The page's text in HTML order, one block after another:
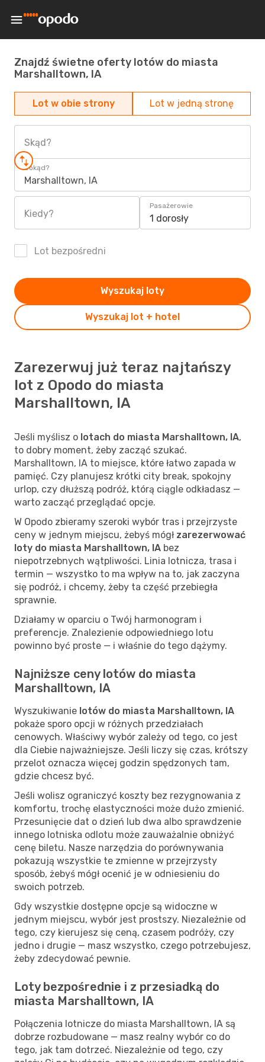
Znajdź świetne oferty lotów do miasta
Marshalltown, IA
Lot w obie strony Lot w jedną stronę
Skąd?
Dokąd?
Marshalltown, IA
Kiedy?
Pasażerowie
1 dorosły
Lot bezpośredni
Wyszukaj lot + hotel
Wyszukaj loty
Zarezerwuj już teraz najtańszy
lot z Opodo do miasta
Marshalltown, IA
Jeśli myślisz o lotach do miasta Marshalltown, IA,
to dobry moment, żeby zacząć szukać.
Marshalltown, IA to miejsce, które łatwo zapada w
pamięć. Czy planujesz krótki city break, spokojny
urlop, czy dłuższą podróż, którą ciągle odkładasz —
warto zacząć przeglądać opcje.
W Opodo zbieramy szeroki wybór tras i przejrzyste
ceny w jednym miejscu, żebyś mógł zarezerwować
loty do miasta Marshalltown, IA bez
niepotrzebnych wątpliwości. Linia lotnicza, trasa i
termin — wszystko to ma wpływ na to, jak zaczyna
się podróż, i chcemy, żeby ta część przebiegła
sprawnie.
Działamy w oparciu o Twój harmonogram i
preferencje. Znalezienie odpowiedniego lotu
powinno być proste — i właśnie do tego dążymy.
Najniższe ceny lotów do miasta
Marshalltown, IA
Wyszukiwanie lotów do miasta Marshalltown, IA
pokaże sporo opcji w różnych przedziałach
cenowych. Właściwy wybór zależy od tego, co jest
dla Ciebie najważniejsze. Jeśli liczy się czas, krótszy
przelot oznacza więcej godzin spędzonych tam,
gdzie chcesz być.
Jeśli wolisz ograniczyć koszty bez rezygnowania z
komfortu, trochę elastyczności może dużo zmienić.
Przesunięcie dat o dzień lub dwa albo sprawdzenie
innego lotniska odlotu może zauważalnie obniżyć
cenę biletu. Nasze narzędzia do porównywania
pokazują wszystkie te zmienne w przejrzysty
sposób, żebyś mógł ocenić je w odniesieniu do
swoich potrzeb.
Gdy wszystkie dostępne opcje są widoczne w
jednym miejscu, wybór jest prostszy. Niezależnie od
tego, czy kierujesz się ceną, czasem podróży, czy
jedno i drugie — masz wszystko, czego potrzebujesz,
żeby zdecydować pewnie.
Loty bezpośrednie i z przesiadką do
miasta Marshalltown, IA
Połączenia lotnicze do miasta Marshalltown, IA są
dobrze rozbudowane — masz realny wybór co do
tego, jak tam dotrzeć. Niezależnie od tego, czy